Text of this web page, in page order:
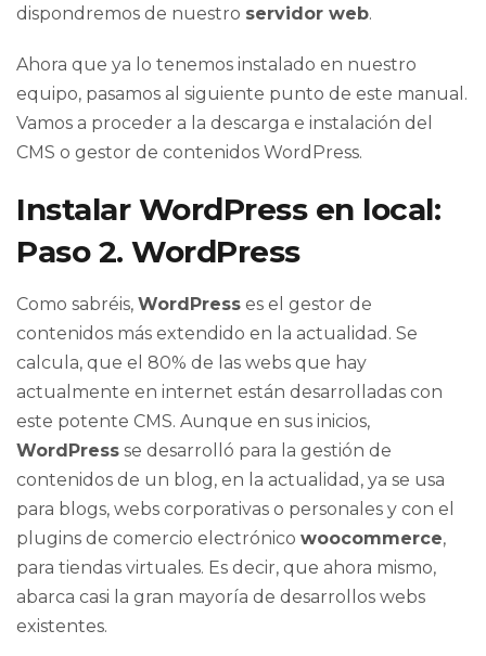
dispondremos de nuestro servidor web.
Ahora que ya lo tenemos instalado en nuestro
equipo, pasamos al siguiente punto de este manual.
Vamos a proceder a la descarga e instalación del
CMS o gestor de contenidos WordPress.
Instalar WordPress en local:
Paso 2. WordPress
Como sabréis, WordPress es el gestor de
contenidos más extendido en la actualidad. Se
calcula, que el 80% de las webs que hay
actualmente en internet están desarrolladas con
este potente CMS. Aunque en sus inicios,
WordPress se desarrolló para la gestión de
contenidos de un blog, en la actualidad, ya se usa
para blogs, webs corporativas o personales y con el
plugins de comercio electrónico woocommerce,
para tiendas virtuales. Es decir, que ahora mismo,
abarca casi la gran mayoría de desarrollos webs
existentes.